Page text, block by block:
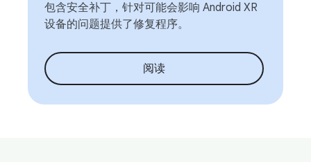
包含安全补丁，针对可能会影响 Android XR
设备的问题提供了修复程序。
阅读